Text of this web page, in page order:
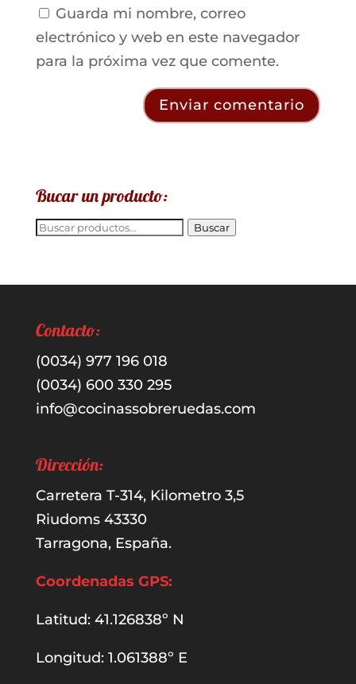
Guarda mi nombre, correo
electrónico y web en este navegador
para la próxima vez que comente.
Bucar un producto:
Buscar
Buscar
Contacto:
(0034) 977 196 018
(0034) 600 330 295
info@cocinassobreruedas.com
Dirección:
Carretera T-314, Kilometro 3,5
Riudoms 43330
Tarragona, España.
Coordenadas GPS:
Latitud: 41.126838º N
Longitud: 1.061388º E